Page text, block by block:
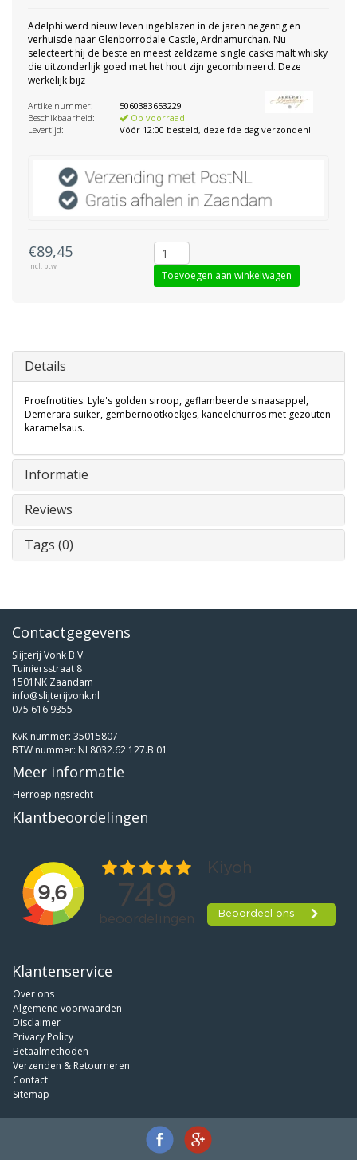
Adelphi werd nieuw leven ingeblazen in de jaren negentig en
verhuisde naar Glenborrodale Castle, Ardnamurchan. Nu
selecteert hij de beste en meest zeldzame single casks malt whisky
die uitzonderlijk goed met het hout zijn gecombineerd. Deze
werkelijk bijz
Artikelnummer:
5060383653229
Beschikbaarheid:
Op voorraad
Levertijd:
Vóór 12:00 besteld, dezelfde dag verzonden!
€89,45
Incl. btw
Toevoegen aan winkelwagen
Details
Proefnotities: Lyle's golden siroop, geflambeerde sinaasappel,
Demerara suiker, gembernootkoekjes, kaneelchurros met gezouten
karamelsaus.
Informatie
Reviews
Tags (0)
Contactgegevens
Slijterij Vonk B.V.
Tuiniersstraat 8
1501NK Zaandam
info@slijterijvonk.nl
075 616 9355
KvK nummer: 35015807
BTW nummer: NL8032.62.127.B.01
Meer informatie
Herroepingsrecht
Klantbeoordelingen
Klantenservice
Over ons
Algemene voorwaarden
Disclaimer
Privacy Policy
Betaalmethoden
Verzenden & Retourneren
Contact
Sitemap